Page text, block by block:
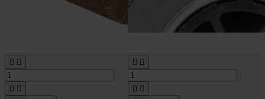
 
 
 
 